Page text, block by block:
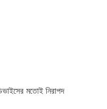
মতোই নিরাপদ